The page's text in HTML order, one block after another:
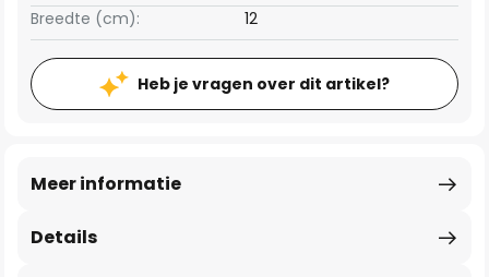
Breedte (cm): 12
Heb je vragen over dit artikel?
Details
Meer informatie